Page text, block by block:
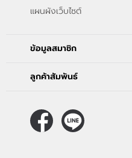
แผนผังเว็บไซต์
ข้อมูลสมาชิก
ลูกค้าสัมพันธ์